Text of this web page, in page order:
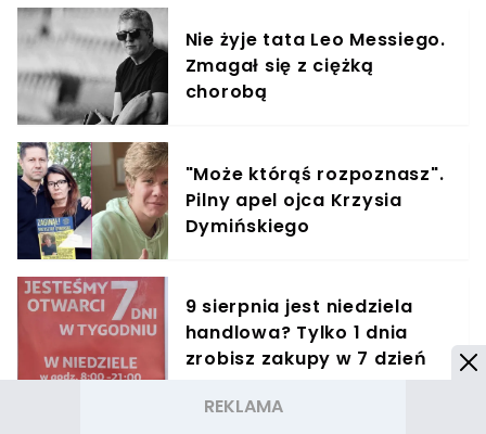
Nie żyje tata Leo Messiego.
Zmagał się z ciężką
chorobą
"Może którąś rozpoznasz".
Pilny apel ojca Krzysia
Dymińskiego
9 sierpnia jest niedziela
handlowa? Tylko 1 dnia
zrobisz zakupy w 7 dzień